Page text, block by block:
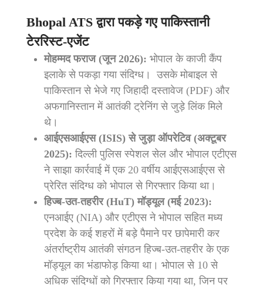
Bhopal ATS द्वारापकड़े गए पाकिस्तानी
टेररिस्ट-एजेंट
मोहम्मद फराज (जून 2026): भोपाल के काजी कैंप
इलाके से पकड़ा गया संदिग्ध। उसके मोबाइल से
पाकिस्तान से भेजे गए जिहादी दस्तावेज (PDF) और
अफगानिस्तान में आतंकी ट्रेनिंग से जुड़े लिंक मिले
थे।
आईएसआईएस (ISIS) से जुड़ा ऑपरेटिव (अक्टूबर
2025): दिल्ली पुलिस स्पेशल सेल और भोपाल एटीएस
ने साझा कार्रवाई में एक 20 वर्षीय आईएसआईएस से
प्रेरित संदिग्ध को भोपाल से गिरफ्तार किया था।
हिज्ब-उत-तहरीर (HuT) मॉड्यूल (मई 2023):
एनआईए (NIA) और एटीएस ने भोपाल सहित मध्य
प्रदेश के कई शहरों में बड़े पैमाने पर छापेमारी कर
अंतर्राष्ट्रीय आतंकी संगठन हिज्ब-उत-तहरीर के एक
मॉड्यूल का भंडाफोड़ किया था। भोपाल से 10 से
अधिक संदिग्धों को गिरफ्तार किया गया था, जिन पर